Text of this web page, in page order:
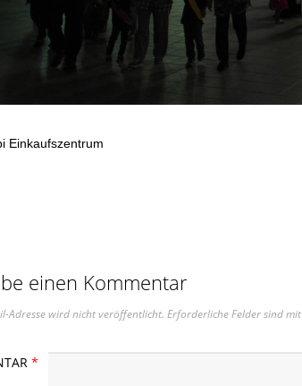
Einkaufszentrum
einen Kommentar
Adresse wird nicht veröffentlicht. Erforderliche Felder sind mit
*